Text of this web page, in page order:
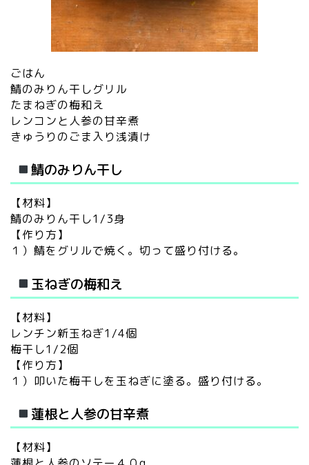
ごはん
鯖のみりん干しグリル
たまねぎの梅和え
レンコンと人参の甘辛煮
きゅうりのごま入り浅漬け
鯖のみりん干し
【材料】
鯖のみりん干し1/3身
【作り方】
１）鯖をグリルで焼く。切って盛り付ける。
玉ねぎの梅和え
【材料】
レンチン新玉ねぎ1/4個
梅干し1/2個
【作り方】
１）叩いた梅干しを玉ねぎに塗る。盛り付ける。
蓮根と人参の甘辛煮
【材料】